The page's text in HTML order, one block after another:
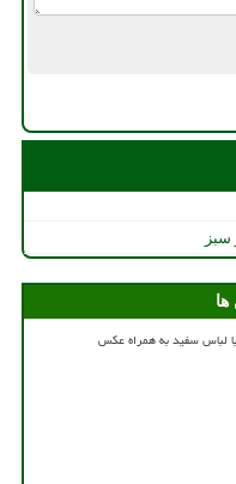
سبز
ها
لباس سفید به همراه عکس